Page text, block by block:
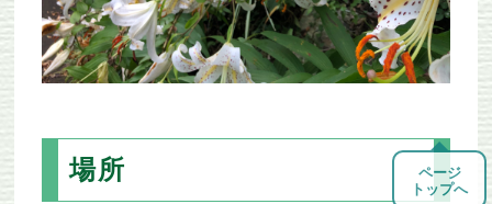
ページ
トップへ
場所